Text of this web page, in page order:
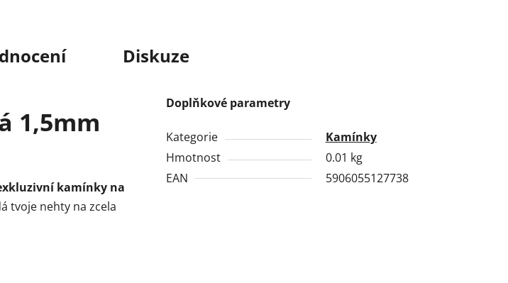
Diskuze
1,5mm
kamínky na
tvoje nehty na zcela
Doplňkové parametry
Kategorie
Kamínky
Hmotnost
0.01 kg
EAN
5906055127738